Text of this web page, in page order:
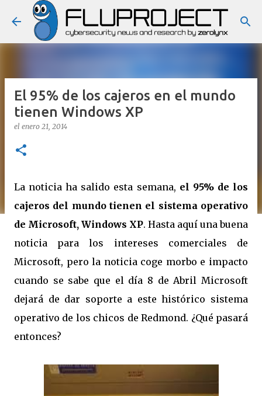
Ir al contenido principal
El 95% de los cajeros en el mundo
tienen Windows XP
el enero 21, 2014
La noticia ha salido esta semana, el 95% de los
cajeros del mundo tienen el sistema operativo
de Microsoft, Windows XP. Hasta aquí una buena
noticia para los intereses comerciales de
Microsoft, pero la noticia coge morbo e impacto
cuando se sabe que el día 8 de Abril Microsoft
dejará de dar soporte a este histórico sistema
operativo de los chicos de Redmond. ¿Qué pasará
entonces?